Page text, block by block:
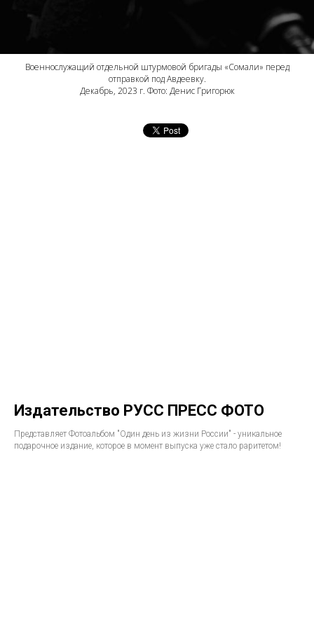
Военнослужащий отдельной штурмовой бригады «Сомали» перед
отправкой под Авдеевку.
Декабрь, 2023 г. Фото: Денис Григорюк
Издательство РУСС ПРЕСС ФОТО
Представляет Фотоальбом "Один день из жизни России" - уникальное
подарочное издание, которое в момент выпуска уже стало раритетом!